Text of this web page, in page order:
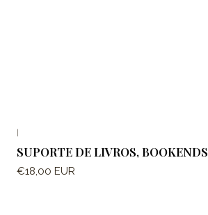
SUPORTE DE LIVROS, BOOKENDS
€18,00 EUR